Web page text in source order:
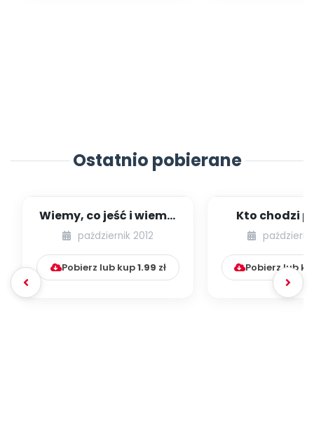
Ostatnio pobierane
Wiemy, co jeść i wiemy,
jak jeść (scenariusz
październik 2012
Pobierz lub kup1.99 zł
Kto chodzi
grzybów
przyniesie
Pobierz lub